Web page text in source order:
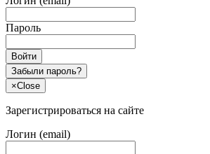
Пароль
Войти
Забыли пароль?
×Close
Зарегистрироваться на сайте
Логин (email)